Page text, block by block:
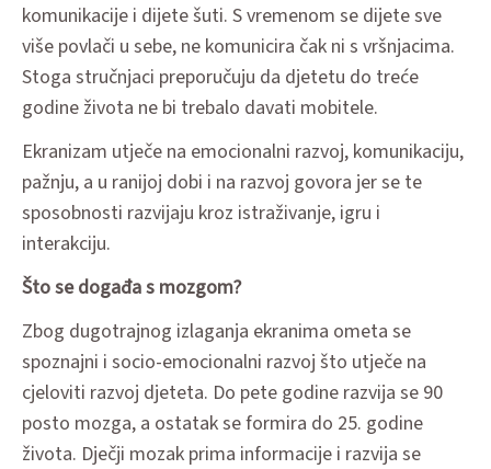
komunikacije i dijete šuti. S vremenom se dijete sve
više povlači u sebe, ne komunicira čak ni s vršnjacima.
Stoga stručnjaci preporučuju da djetetu do treće
godine života ne bi trebalo davati mobitele.
Ekranizam utječe na emocionalni razvoj, komunikaciju,
pažnju, a u ranijoj dobi i na razvoj govora jer se te
sposobnosti razvijaju kroz istraživanje, igru i
interakciju.
Što se događa s mozgom?
Zbog dugotrajnog izlaganja ekranima ometa se
spoznajni i socio-emocionalni razvoj što utječe na
cjeloviti razvoj djeteta. Do pete godine razvija se 90
posto mozga, a ostatak se formira do 25. godine
života. Dječji mozak prima informacije i razvija se